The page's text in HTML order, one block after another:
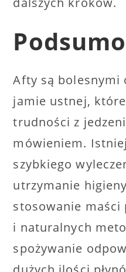
Afty są bolesnymi
jamie ustnej,
trudności z
mówieniem.
szybkiego
utrzymanie
stosowanie maści
i naturalnych
spożywanie